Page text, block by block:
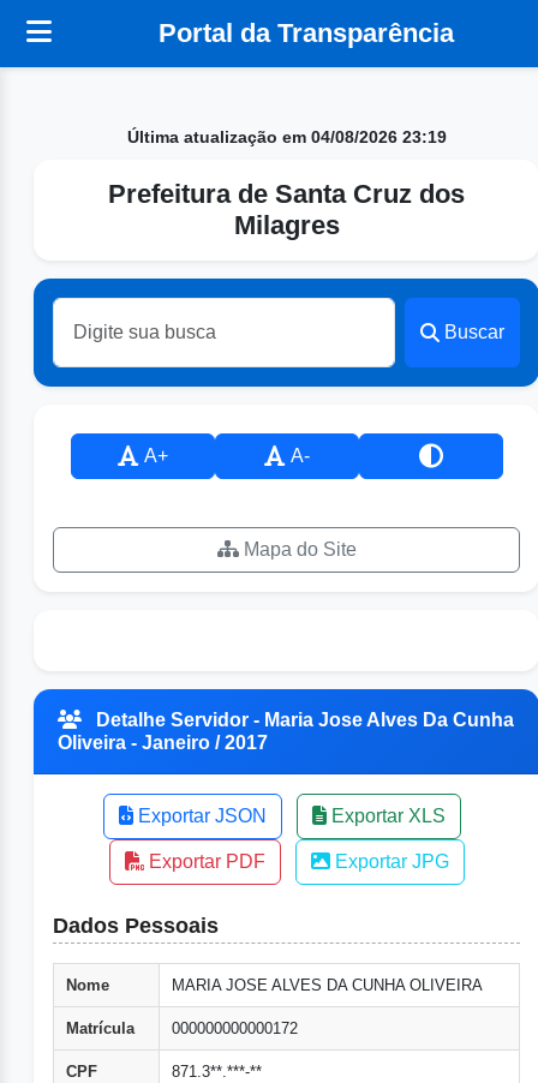
Portal da Transparência
Última atualização em 04/08/2026 23:19
Prefeitura de Santa Cruz dos
Milagres
Buscar
A+ A-
Mapa do Site
Detalhe Servidor - Maria Jose Alves Da Cunha
Oliveira - Janeiro / 2017
Exportar JSON Exportar XLS
Exportar PDF Exportar JPG
Dados Pessoais
Nome MARIA JOSE ALVES DA CUNHA OLIVEIRA
Matrícula 000000000000172
CPF 871.3**.***-**